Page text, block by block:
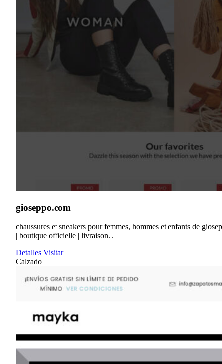
gioseppo.com
chaussures et sneakers pour femmes, hommes et enfants de
| boutique officielle | livraison...
Detalles Visitar
Calzado